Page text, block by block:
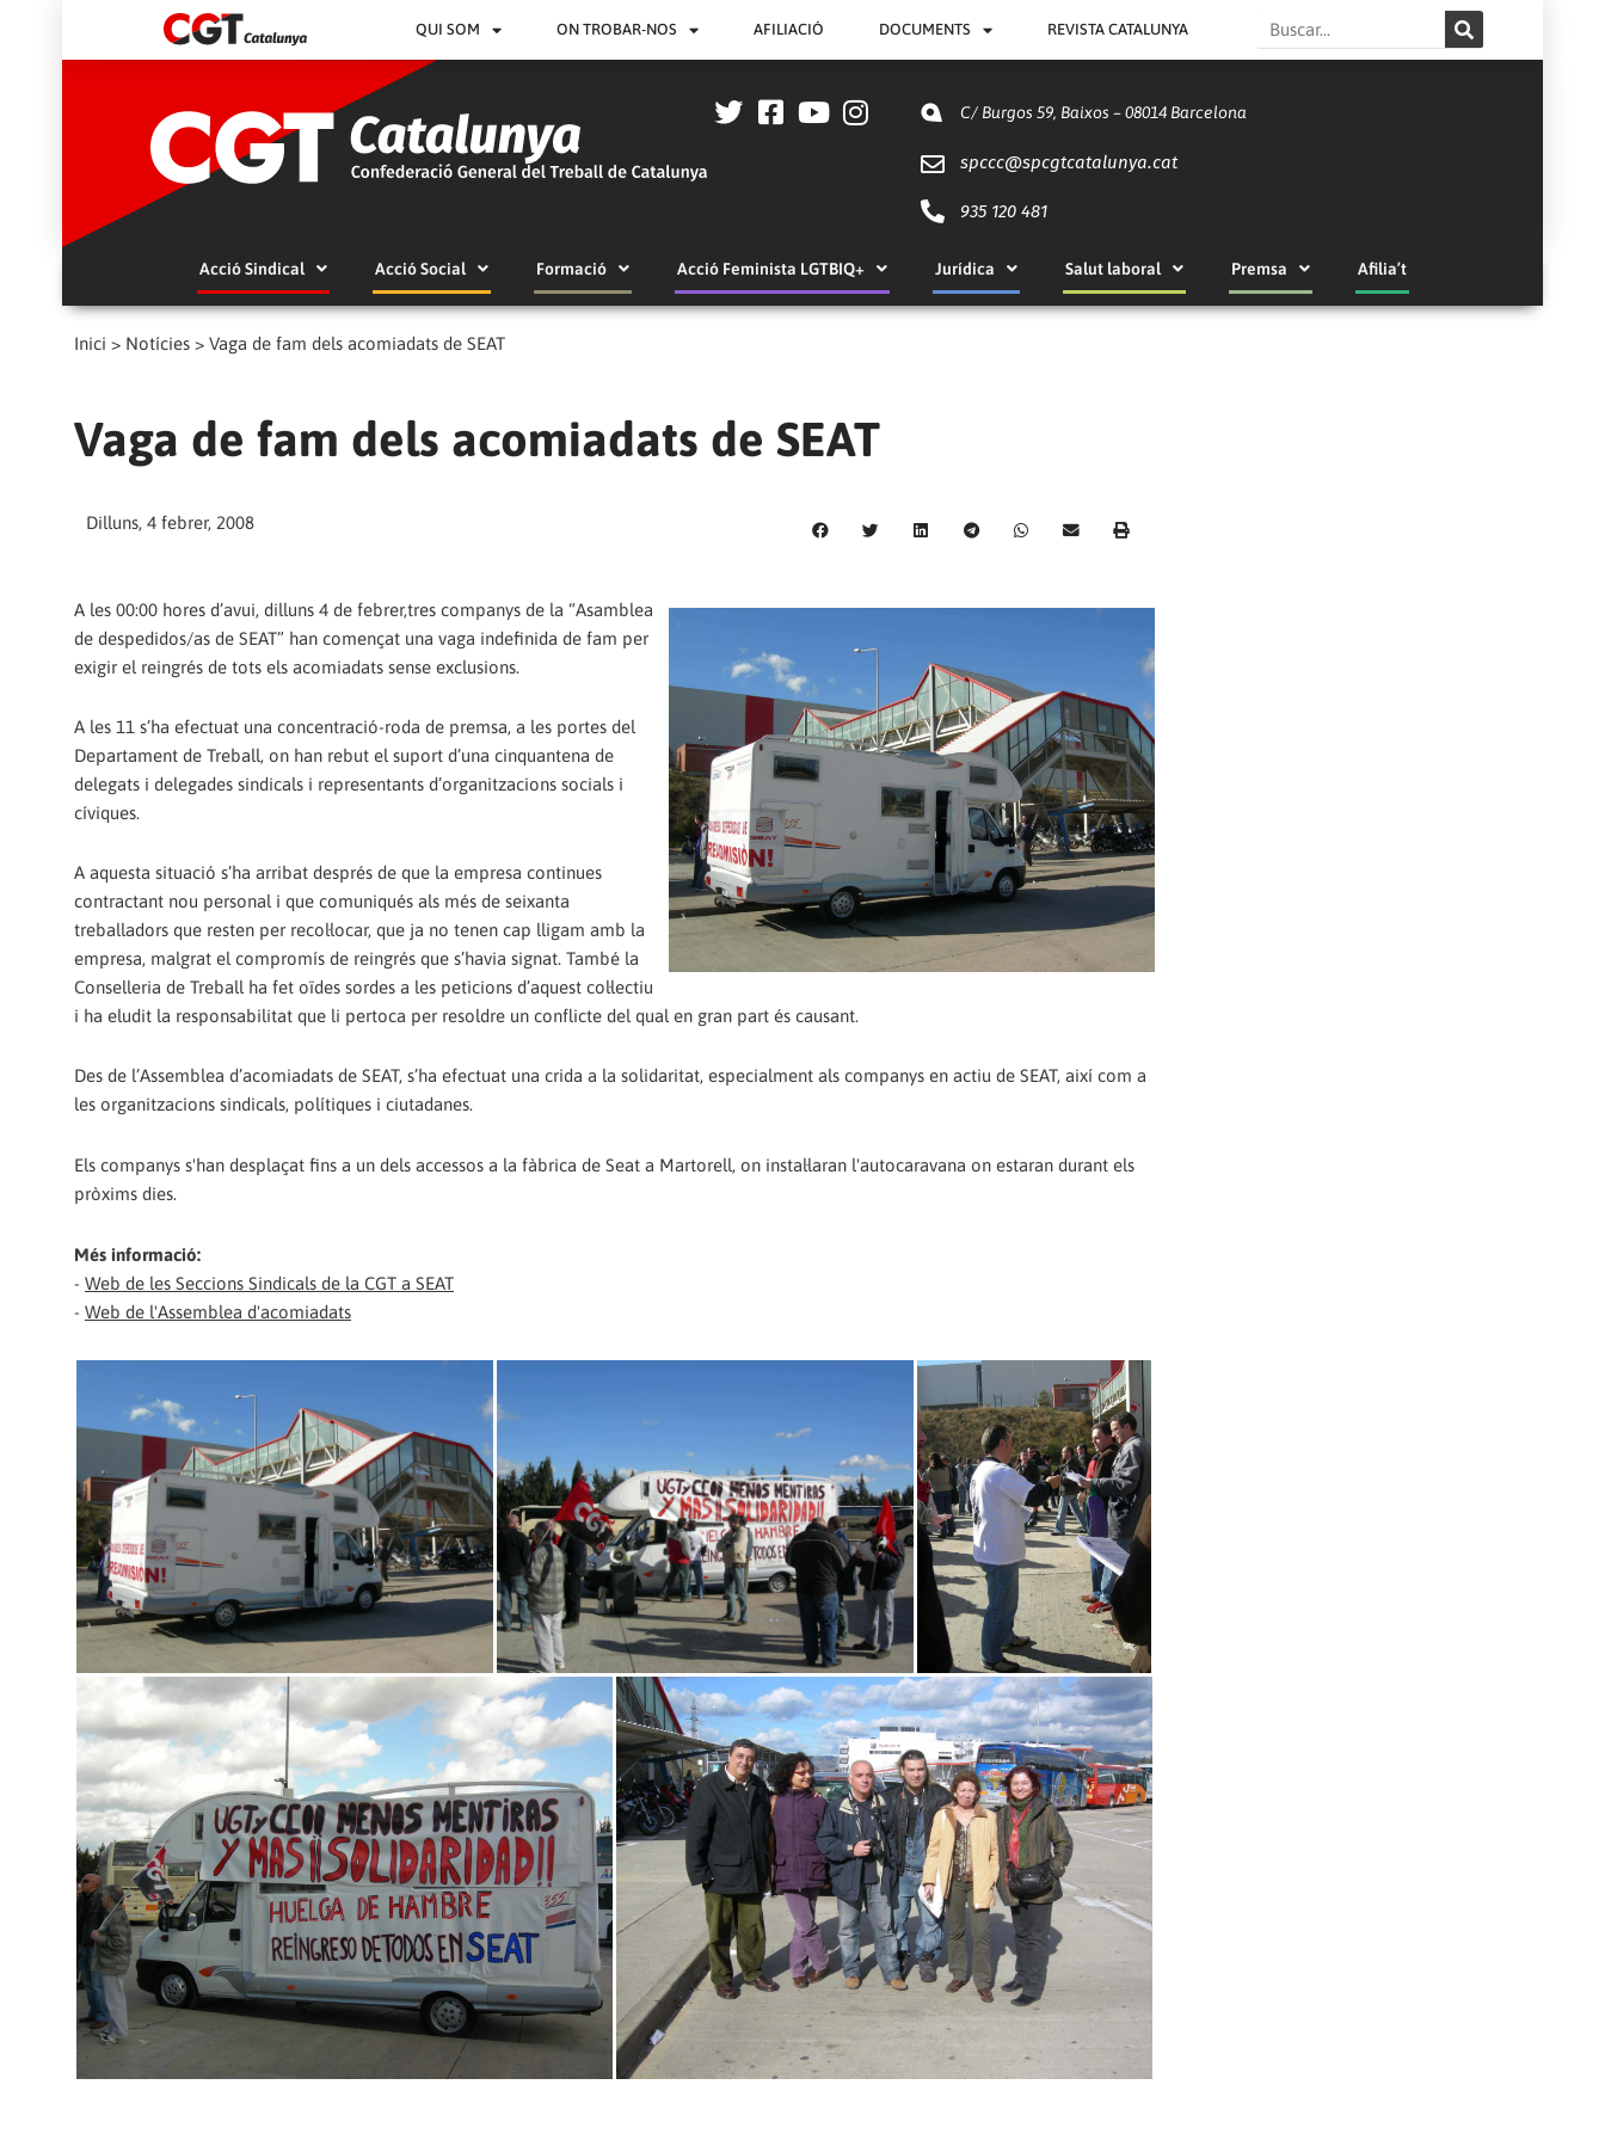
QUI SOM ON TROBAR-NOS AFILIACIÓ DOCUMENTS REVISTA CATALUNYA Search
C/ Burgos 59, Baixos – 08014 Barcelona
spccc@spcgtcatalunya.cat
935 120 481
Acció Sindical Acció Social Formació Acció Feminista LGTBIQ+ Jurídica Salut laboral Premsa Afilia’t
Inici > Notícies > Vaga de fam dels acomiadats de SEAT
Vaga de fam dels acomiadats de SEAT
Dilluns, 4 febrer, 2008
A les 00:00 hores d’avui, dilluns 4 de febrer,tres companys de la “Asamblea
de despedidos/as de SEAT” han començat una vaga indefinida de fam per
exigir el reingrés de tots els acomiadats sense exclusions.
A les 11 s’ha efectuat una concentració-roda de premsa, a les portes del
Departament de Treball, o­n han rebut el suport d’una cinquantena de
delegats i delegades sindicals i representants d’organitzacions socials i
cíviques.
A aquesta situació s’ha arribat després de que la empresa continues
contractant nou personal i que comuniqués als més de seixanta
treballadors que resten per recol·locar, que ja no tenen cap lligam amb la
empresa, malgrat el compromís de reingrés que s’havia signat. També la
Conselleria de Treball ha fet oïdes sordes a les peticions d’aquest col·lectiu
i ha eludit la responsabilitat que li pertoca per resoldre un conflicte del qual en gran part és causant.
Des de l’Assemblea d’acomiadats de SEAT, s’ha efectuat una crida a la solidaritat, especialment als companys en actiu de SEAT, així com a
les organitzacions sindicals, polítiques i ciutadanes.
Els companys s'han desplaçat fins a un dels accessos a la fàbrica de Seat a Martorell, on instal·laran l'autocaravana on estaran durant els
pròxims dies.
Més informació:
- Web de les Seccions Sindicals de la CGT a SEAT
- Web de l'Assemblea d'acomiadats